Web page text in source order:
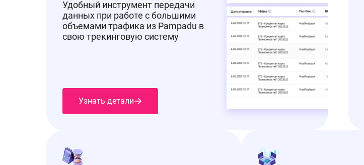
Удобный инструмент передачи
данных при работе с большими
объемами трафика из Pampadu в
свою трекинговую систему
Узнать детали